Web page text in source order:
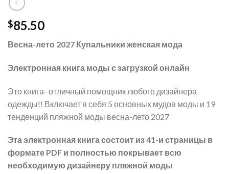
$85.50
Весна-лето 2027 Купальники женская мода
Электронная книга моды с загрузкой онлайн
Это книга- отличный помощник любого дизайнера
одежды!! Включает в себя 5 основных мудов моды и 19
тенденций пляжной моды весна-лето 2027
Эта электронная книга состоит из 41-и страницы в
формате PDF и полностью покрывает всю
необходимую дизайнеру пляжной моды